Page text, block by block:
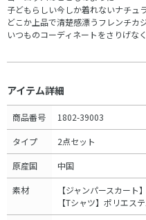
子どもらしい今しか着れないナチュ
どこか上品で清楚感漂うフレンチカ
いつものコーディネートをさりげな
アイテム詳細
商品番号 1802-39003
タイプ 2点セット
原産国 中国
素材
【ジャンパースカー
【Tシャツ】ポリエス